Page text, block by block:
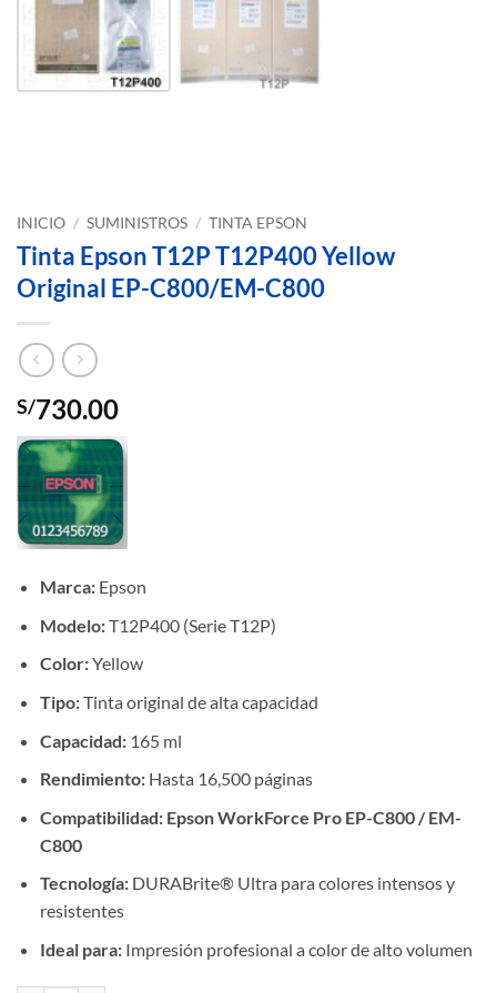
INICIO / SUMINISTROS / TINTA EPSON
Tinta Epson T12P T12P400 Yellow
Original EP-C800/EM-C800
S/730.00
Marca:Epson
Modelo:T12P400 (Serie T12P)
Color:Yellow
Tipo:Tinta original de alta capacidad
Capacidad:165 ml
Rendimiento:Hasta 16,500 páginas
Compatibilidad: Epson WorkForce Pro EP-C800 / EM-
C800
Tecnología:DURABrite® Ultra para colores intensos y
resistentes
Ideal para:Impresión profesional a color de alto volumen